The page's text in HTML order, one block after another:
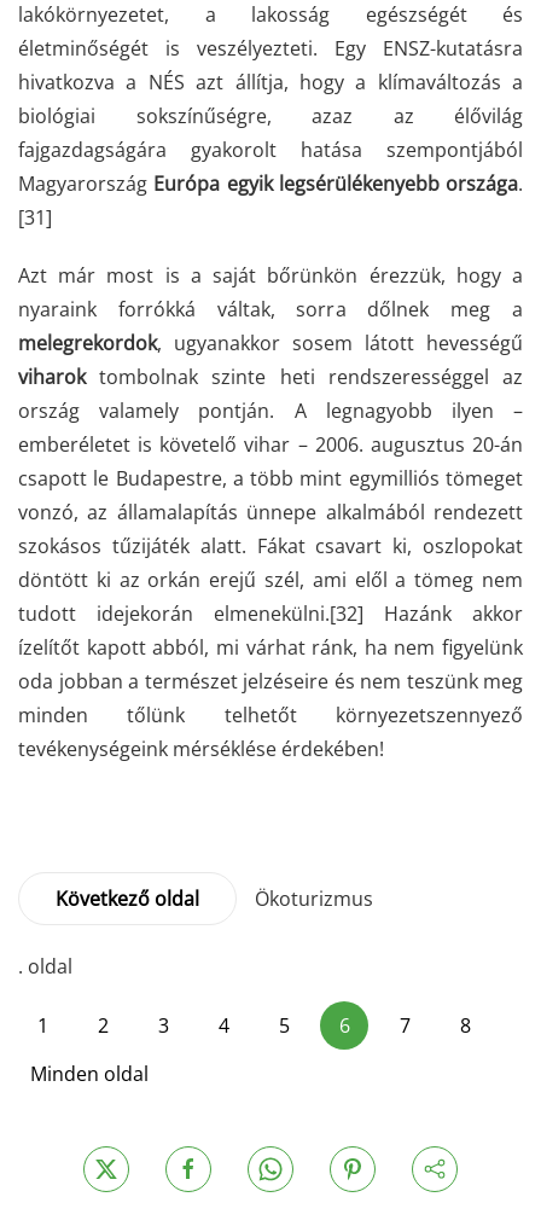
lakókörnyezetet, a lakosság egészségét és
életminőségét is veszélyezteti. Egy ENSZ-kutatásra
hivatkozva a NÉS azt állítja, hogy a klímaváltozás a
biológiai sokszínűségre, azaz az élővilág
fajgazdagságára gyakorolt hatása szempontjából
Magyarország Európa egyik legsérülékenyebb országa.
[31]
Azt már most is a saját bőrünkön érezzük, hogy a
nyaraink forrókká váltak, sorra dőlnek meg a
melegrekordok, ugyanakkor sosem látott hevességű
viharoktombolnak szinte heti rendszerességgel az
ország valamely pontján. A legnagyobb ilyen –
emberéletet is követelő vihar – 2006. augusztus 20-án
csapott le Budapestre, a több mint egymilliós tömeget
vonzó, az államalapítás ünnepe alkalmából rendezett
szokásos tűzijáték alatt. Fákat csavart ki, oszlopokat
döntött ki az orkán erejű szél, ami elől a tömeg nem
tudott idejekorán elmenekülni.[32] Hazánk akkor
ízelítőt kapott abból, mi várhat ránk, ha nem figyelünk
oda jobban a természet jelzéseire és nem teszünk meg
minden tőlünk telhetőt környezetszennyező
tevékenységeink mérséklése érdekében!
Következő oldal Ökoturizmus
. oldal
1 2 3 4 5 6 7
8
Minden oldal